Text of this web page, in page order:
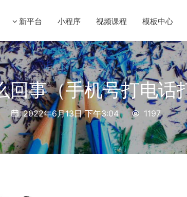
新平台 小程序 视频课程 模板中心
回事（手机号打电话
2022年6月13日 下午3:04 1197